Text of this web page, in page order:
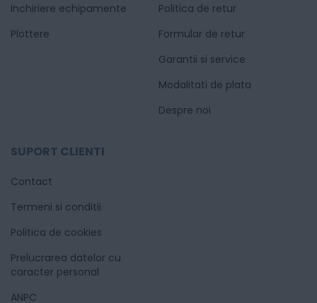
Inchiriere echipamente
Plottere
Politica de retur
Formular de retur
Garantii si service
Modalitati de plata
Despre noi
SUPORT CLIENTI
Contact
Termeni si conditii
Politica de cookies
Prelucrarea datelor cu
caracter personal
ANPC